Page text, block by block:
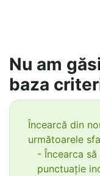
Nu am
baza
Încearcă din
următoarele
- Încearca
punctuație